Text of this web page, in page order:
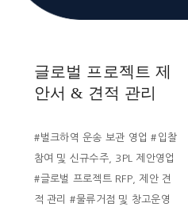
글로벌 프로젝트 제
안서 & 견적 관리
#벌크하역 운송 보관 영업 #입찰
참여 및 신규수주, 3PL 제안영업
#글로벌 프로젝트 RFP, 제안 견
적 관리 #물류거점 및 창고운영